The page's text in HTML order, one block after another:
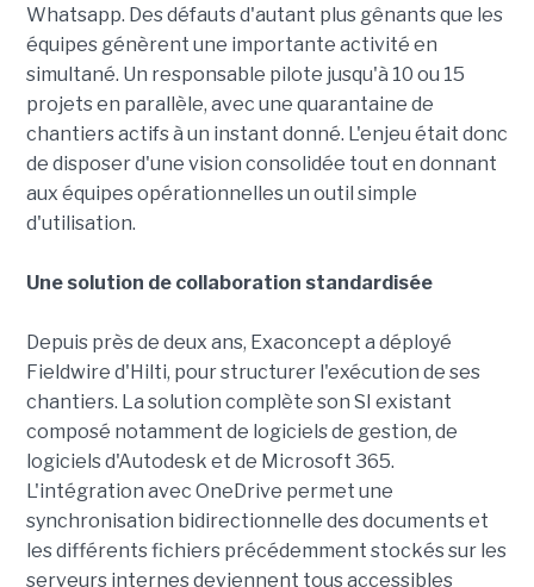
Whatsapp. Des défauts d'autant plus gênants que les
équipes génèrent une importante activité en
simultané. Un responsable pilote jusqu'à 10 ou 15
projets en parallèle, avec une quarantaine de
chantiers actifs à un instant donné. L'enjeu était donc
de disposer d'une vision consolidée tout en donnant
aux équipes opérationnelles un outil simple
d'utilisation.
Une solution de collaboration standardisée
Depuis près de deux ans, Exaconcept a déployé
Fieldwire d'Hilti, pour structurer l'exécution de ses
chantiers. La solution complète son SI existant
composé notamment de logiciels de gestion, de
logiciels d'Autodesk et de Microsoft 365.
L'intégration avec OneDrive permet une
synchronisation bidirectionnelle des documents et
les différents fichiers précédemment stockés sur les
serveurs internes deviennent tous accessibles